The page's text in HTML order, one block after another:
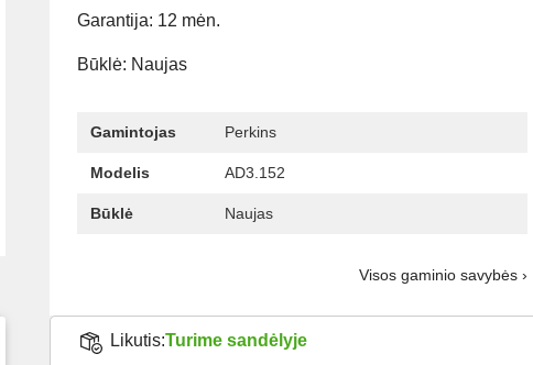
Garantija: 12 mėn.
Būklė: Naujas
Gamintojas Perkins
Modelis AD3.152
Būklė Naujas
Visos gaminio savybės ›
Likutis:Turime sandėlyje